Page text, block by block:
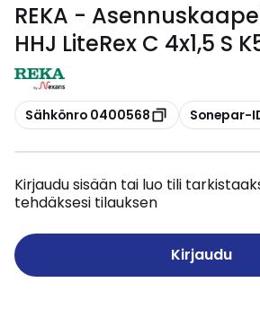
REKA -
HHJ LiteRex C 4x1,5 S
Kopioi
Sähkönro 0400568 Kopioi
Sonepar-
Kirjaudu sisään tai luo tili
tehdäksesi tilauksen
Kirjaudu